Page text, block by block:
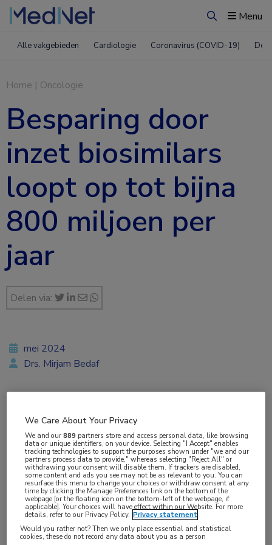
ZoekenMenu
Alle vakgebieden Cardiologie Coronavirus (COVID-19)
Home | Oncologie
Besparing door
inzet biosimilars
loopt op tot bijna
800 miljoen per
jaar
Delen via:
mei 2024
Drs. Mirjam Bedaf
Vakgebieden:
Dermatologie,Farmacie Gastro-enterologie Hematologie
Oncologie,Reumatologie
Tags:
biosimilar
We Care About Your Privacy
We and our889 partners store and access personal data, like browsing
data or unique identifiers, on your device. Selecting "I Accept" enables
tracking technologies to support the purposes shown under "we and our
partners process data to provide," whereas selecting "Reject All" or
withdrawing your consent will disable them. If trackers are disabled,
some content and ads you see may not be as relevant to you. You can
resurface this menu to change your choices or withdraw consent at any
time by clicking the Manage Preferences link on the bottom of the
webpage [or the floating icon on the bottom-left of the webpage, if
applicable]. Your choices will have effect within our Website. For more
details, refer to our Privacy Policy. Privacy statement
Would you rather not? Then we only place essential and statistical
cookies, these do not record any data about you as a person